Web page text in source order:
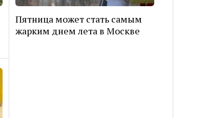
Пятница может стать самым
жарким днем лета в Москве